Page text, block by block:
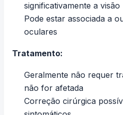
significativamente a visão
Pode estar associada a
oculares
Tratamento:
Geralmente não requer
não for afetada
Correção cirúrgica